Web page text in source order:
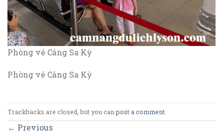
Phòng vé Cảng Sa Kỳ
Phòng vé Cảng Sa Kỳ
Trackbacks are closed, but you canpost a comment
← Previous